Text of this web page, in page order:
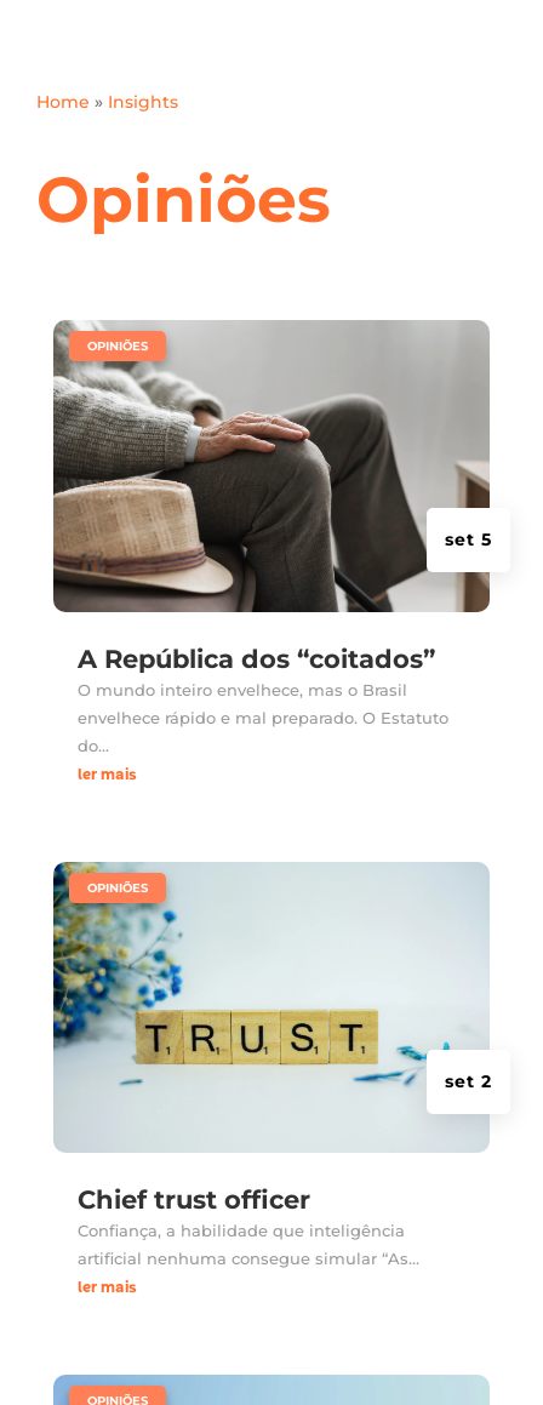
Home » Insights
Opiniões
A República dos “coitados”
set 5
OPINIÕES
O mundo inteiro envelhece, mas o Brasil
envelhece rápido e mal preparado. O Estatuto
do...
ler mais
Chief trust officer
set 2
OPINIÕES
Confiança, a habilidade que inteligência
artificial nenhuma consegue simular “As...
ler mais
OPINIÕES